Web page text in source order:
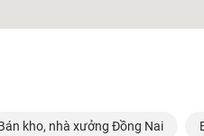
kho, nhà xưởng Đồng Nai